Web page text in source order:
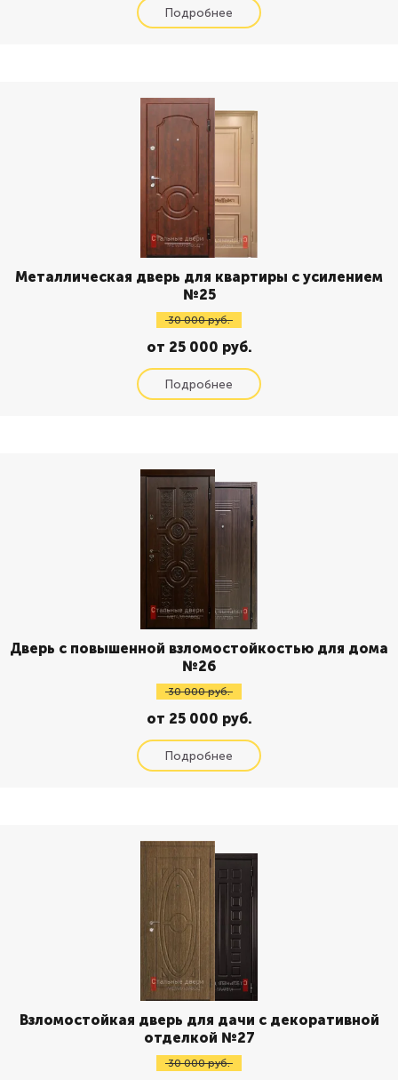
Металлическая дверь для квартиры с усилением
№25
30 000 руб.
от 25 000 руб.
Дверь с повышенной взломостойкостью для дома
№26
30 000 руб.
от 25 000 руб.
Взломостойкая дверь для дачи с декоративной
отделкой №27
30 000 руб.